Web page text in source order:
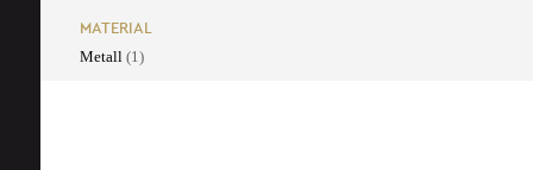
MATERIAL
Metall (1)